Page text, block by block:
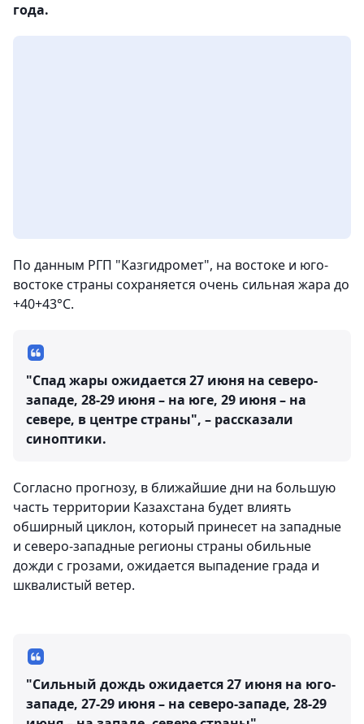
года.
По данным РГП "Казгидромет", на востоке и юго-
востоке страны сохраняется очень сильная жара до
+40+43°С.
"Спад жары ожидается 27 июня на северо-
западе, 28-29 июня – на юге, 29 июня – на
севере, в центре страны", – рассказали
синоптики.
Согласно прогнозу, в ближайшие дни на большую
часть территории Казахстана будет влиять
обширный циклон, который принесет на западные
и северо-западные регионы страны обильные
дожди с грозами, ожидается выпадение града и
шквалистый ветер.
"Сильный дождь ожидается 27 июня на юго-
западе, 27-29 июня – на северо-западе, 28-29